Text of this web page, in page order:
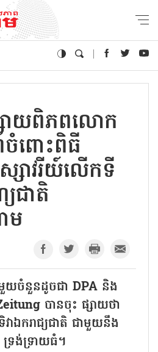
សាយពិភពលោក
ចំពោះពិធី
ាវរីយ៍លើកទី
ជាតិ
ម
យចំនួនដូចជា DPA និង
បានចុះ ផ្សាយថា
វាឯករាជ្យជាតិ ជាមួយនឹង
ទ្រង់ទ្រាយធំ។